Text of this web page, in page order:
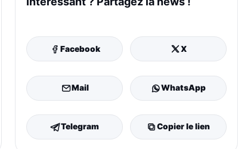
Facebook X
Mail WhatsApp
Telegram Copier le lien